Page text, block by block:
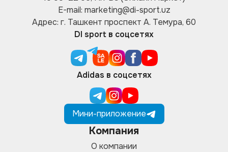
E-mail: marketing@di-sport.uz
Адрес: г. Ташкент проспект А. Темура, 60
DI sport в соцсетях
Adidas в соцсетях
Мини-приложение
Компания
О компании